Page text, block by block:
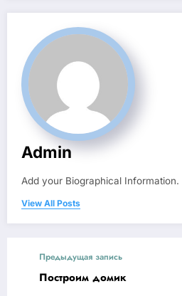
Admin
Add your Biographical Information.
View All Posts
Предыдущая запись
Построим домик